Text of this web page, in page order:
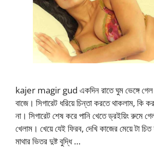
kajer magir gud একদিন রাতে ঘুম ভেঙ্গে
বাজে। সিগারেট ধরিয়ে চিন্তা করতে থাকলাম, কি
না। সিগারেট শেষ করে পানি খেতে ড্রইয়িং রুমে
খেলাম। খেয়ে যেই ফিরব, দেখি কাজের মেয়ে টা
মাথার ভিতর দুষ্ট বুদ্ধি …